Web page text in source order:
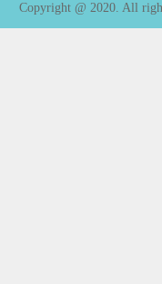
Copyright @ 2020. All